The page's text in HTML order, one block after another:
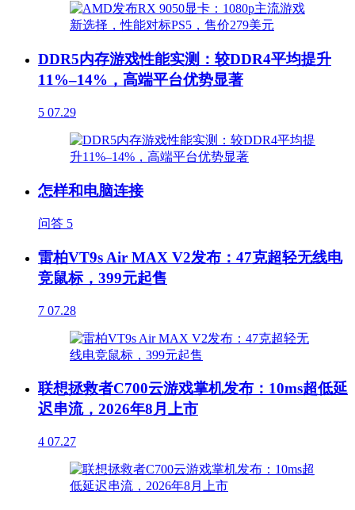
DDR5内存游戏性能实测：较DDR4平均提升
11%–14%，高端平台优势显著
5 07.29
怎样和电脑连接
问答 5
雷柏VT9s Air MAX V2发布：47克超轻无线电
竞鼠标，399元起售
7 07.28
联想拯救者C700云游戏掌机发布：10ms超低延
迟串流，2026年8月上市
4 07.27